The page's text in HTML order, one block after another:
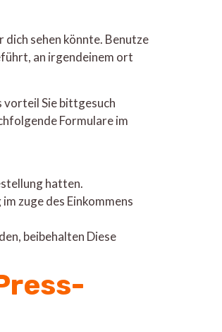
sehen könnte. Benutze
an irgendeinem ort
vorteil Sie bittgesuch
Formulare im
hatten.
zuge des Einkommens
beibehalten Diese